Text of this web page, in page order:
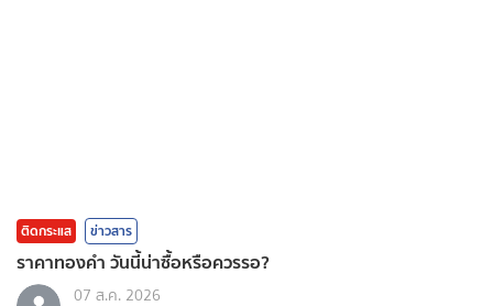
ติดกระแส ข่าวสาร
ราคาทองคํา วันนี้น่าซื้อหรือควรรอ?
07 ส.ค. 2026